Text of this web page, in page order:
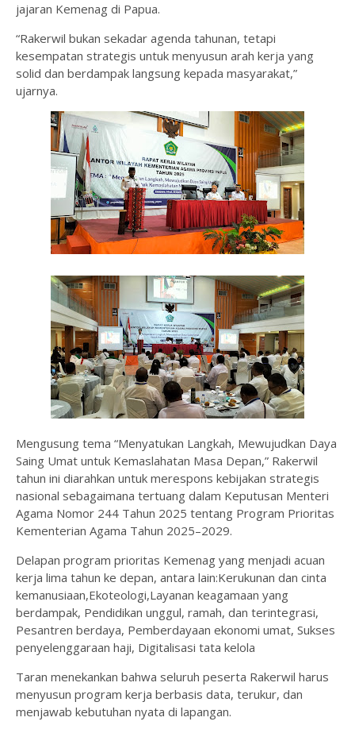
jajaran Kemenag di Papua.
“Rakerwil bukan sekadar agenda tahunan, tetapi
kesempatan strategis untuk menyusun arah kerja yang
solid dan berdampak langsung kepada masyarakat,”
ujarnya.
Mengusung tema “Menyatukan Langkah, Mewujudkan Daya
Saing Umat untuk Kemaslahatan Masa Depan,” Rakerwil
tahun ini diarahkan untuk merespons kebijakan strategis
nasional sebagaimana tertuang dalam Keputusan Menteri
Agama Nomor 244 Tahun 2025 tentang Program Prioritas
Kementerian Agama Tahun 2025–2029.
Delapan program prioritas Kemenag yang menjadi acuan
kerja lima tahun ke depan, antara lain:Kerukunan dan cinta
kemanusiaan,Ekoteologi,Layanan keagamaan yang
berdampak, Pendidikan unggul, ramah, dan terintegrasi,
Pesantren berdaya, Pemberdayaan ekonomi umat, Sukses
penyelenggaraan haji, Digitalisasi tata kelola
Taran menekankan bahwa seluruh peserta Rakerwil harus
menyusun program kerja berbasis data, terukur, dan
menjawab kebutuhan nyata di lapangan.